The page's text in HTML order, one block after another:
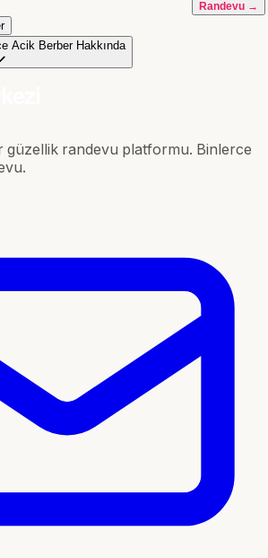
Randevu →
Acik Berber Hakkında
güzellik randevu platformu. Binlerce